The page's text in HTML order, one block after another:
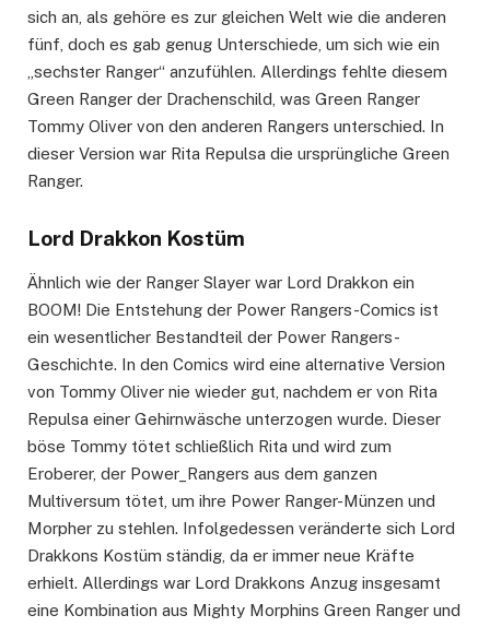
sich an, als gehöre es zur gleichen Welt wie die anderen
fünf, doch es gab genug Unterschiede, um sich wie ein
„sechster Ranger“ anzufühlen. Allerdings fehlte diesem
Green Ranger der Drachenschild, was Green Ranger
Tommy Oliver von den anderen Rangers unterschied. In
dieser Version war Rita Repulsa die ursprüngliche Green
Ranger.
Lord Drakkon Kostüm
Ähnlich wie der Ranger Slayer war Lord Drakkon ein
BOOM! Die Entstehung der Power Rangers-Comics ist
ein wesentlicher Bestandteil der Power Rangers-
Geschichte. In den Comics wird eine alternative Version
von Tommy Oliver nie wieder gut, nachdem er von Rita
Repulsa einer Gehirnwäsche unterzogen wurde. Dieser
böse Tommy tötet schließlich Rita und wird zum
Eroberer, der Power_Rangers aus dem ganzen
Multiversum tötet, um ihre Power Ranger-Münzen und
Morpher zu stehlen. Infolgedessen veränderte sich Lord
Drakkons Kostüm ständig, da er immer neue Kräfte
erhielt. Allerdings war Lord Drakkons Anzug insgesamt
eine Kombination aus Mighty Morphins Green Ranger und